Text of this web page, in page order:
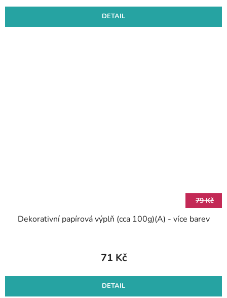
DETAIL
79 Kč
Dekorativní papírová výplň (cca 100g)(A) - více barev
71 Kč
DETAIL